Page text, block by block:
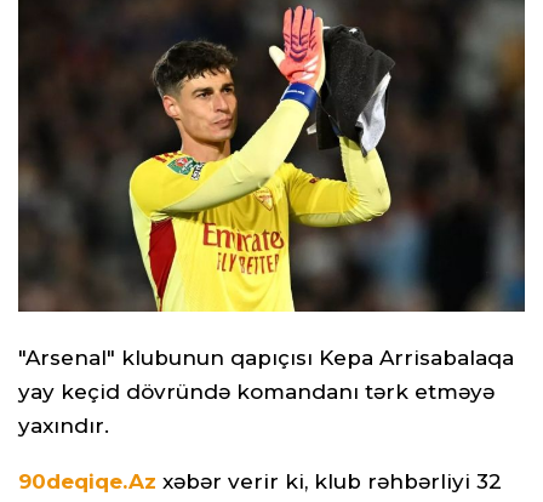
"Arsenal" klubunun qapıçısı Kepa Arrisabalaqa
yay keçid dövründə komandanı tərk etməyə
yaxındır.
90deqiqe.Az xəbər verir ki, klub rəhbərliyi 32